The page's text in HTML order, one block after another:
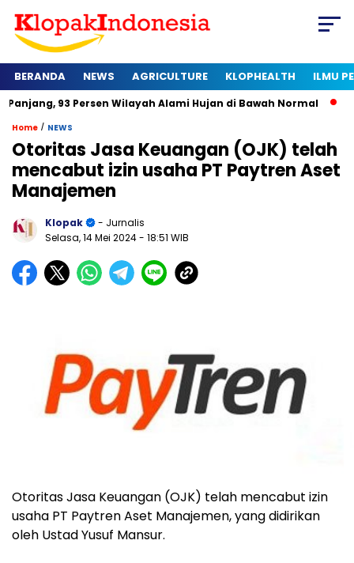
BERANDA NEWS AGRICULTURE KLOPHEALTH ILMU
Persen Wilayah Alami Hujan di Bawah Normal Kapan
Home / NEWS
Otoritas Jasa Keuangan (OJK) telah
mencabut izin usaha PT Paytren Aset
Manajemen
Klopak
- Jurnalis
Selasa, 14 Mei 2024- 18:51 WIB
Otoritas Jasa Keuangan (OJK) telah mencabut izin
usaha PT Paytren Aset Manajemen, yang didirikan
oleh Ustad Yusuf Mansur.